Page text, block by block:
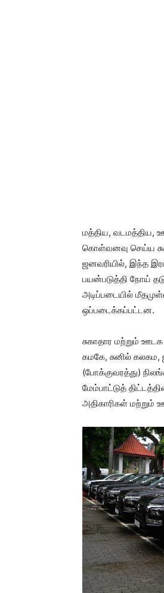
மத்திய, வடமத்திய,
கொள்வனவு செய்ய
ஜனவரியில், இந்த
பயன்படுத்தி நோய்
அடிப்படையில்
ஒப்படைக்கப்பட்டன.
சுகாதார மற்றும்
கமகே, சுனில்
(போக்குவரத்து)
மேம்பாட்டுத்
அதிகாரிகள்